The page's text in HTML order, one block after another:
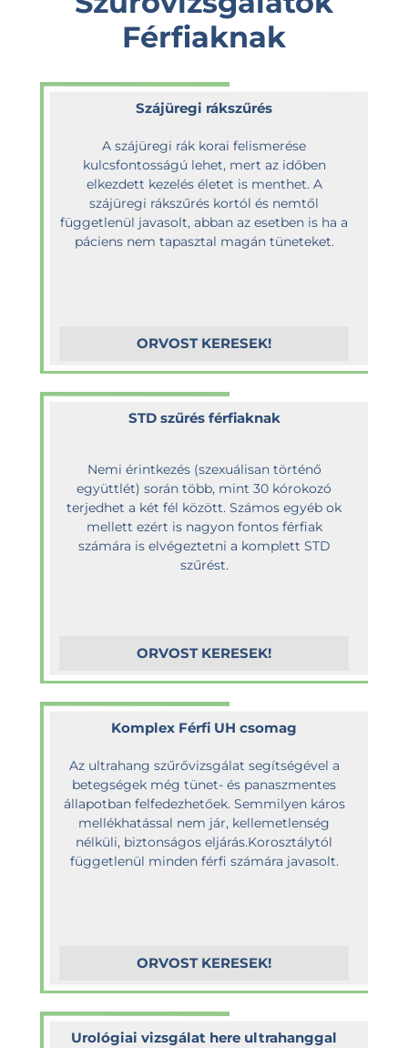
Férfiaknak
Szájüregi rákszűrés
A szájüregi rák korai felismerése
kulcsfontosságú lehet, mert az időben
elkezdett kezelés életet is menthet. A
szájüregi rákszűrés kortól és nemtől
függetlenül javasolt, abban az esetben is ha a
páciens nem tapasztal magán tüneteket.
ORVOST KERESEK!
STD szűrés férfiaknak
Nemi érintkezés (szexuálisan történő
együttlét) során több, mint 30 kórokozó
terjedhet a két fél között. Számos egyéb ok
mellett ezért is nagyon fontos férfiak
számára is elvégeztetni a komplett STD
szűrést.
ORVOST KERESEK!
Komplex Férfi UH csomag
Az ultrahang szűrővizsgálat segítségével a
betegségek még tünet- és panaszmentes
állapotban felfedezhetőek. Semmilyen káros
mellékhatással nem jár, kellemetlenség
nélküli, biztonságos eljárás.Korosztálytól
függetlenül minden férfi számára javasolt.
ORVOST KERESEK!
Urológiai vizsgálat here ultrahanggal